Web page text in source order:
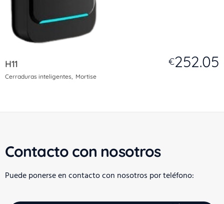
H11 €252.05
Cerraduras inteligentes Mortise
Contacto con nosotros
Puede ponerse en contacto con nosotros por teléfono: